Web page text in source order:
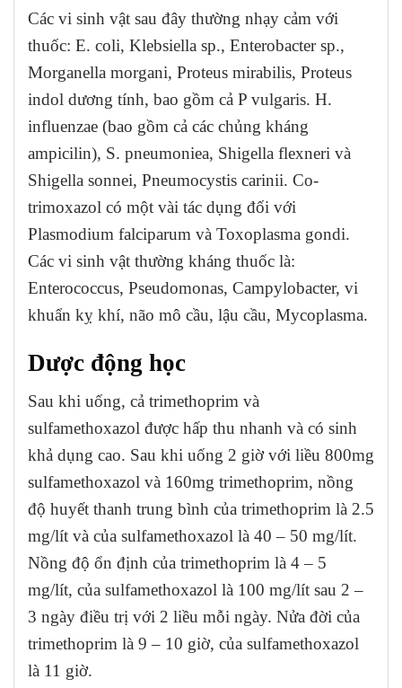
Các vi sinh vật sau đây thường nhạy cảm với
thuốc: E. coli, Klebsiella sp., Enterobacter sp.,
Morganella morgani, Proteus mirabilis, Proteus
indol dương tính, bao gồm cả P vulgaris. H.
influenzae (bao gồm cả các chủng kháng
ampicilin), S. pneumoniea, Shigella flexneri và
Shigella sonnei, Pneumocystis carinii. Co-
trimoxazol có một vài tác dụng đối với
Plasmodium falciparum và Toxoplasma gondi.
Các vi sinh vật thường kháng thuốc là:
Enterococcus, Pseudomonas, Campylobacter, vi
khuẩn kỵ khí, não mô cầu, lậu cầu, Mycoplasma.
Dược động học
Sau khi uống, cả trimethoprim và
sulfamethoxazol được hấp thu nhanh và có sinh
khả dụng cao. Sau khi uống 2 giờ với liều 800mg
sulfamethoxazol và 160mg trimethoprim, nồng
độ huyết thanh trung bình của trimethoprim là 2.5
mg/lít và của sulfamethoxazol là 40 – 50 mg/lít.
Nồng độ ổn định của trimethoprim là 4 – 5
mg/lít, của sulfamethoxazol là 100 mg/lít sau 2 –
3 ngày điều trị với 2 liều mỗi ngày. Nửa đời của
trimethoprim là 9 – 10 giờ, của sulfamethoxazol
là 11 giờ.